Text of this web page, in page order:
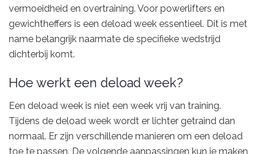
vermoeidheid en overtraining. Voor powerlifters en
gewichtheffers is een deload week essentieel. Dit is met
name belangrijk naarmate de specifieke wedstrijd
dichterbij komt.
Hoe werkt een deload week?
Een deload week is niet een week vrij van training.
Tijdens de deload week wordt er lichter getraind dan
normaal. Er zijn verschillende manieren om een deload
toe te passen. De volgende aanpassingen kun je maken